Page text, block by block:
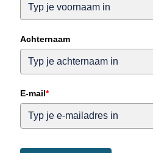
Achternaam
E-mail*